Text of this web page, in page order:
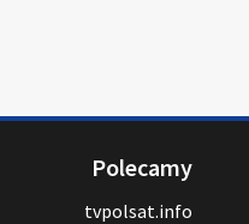
Polecamy
tvpolsat.info